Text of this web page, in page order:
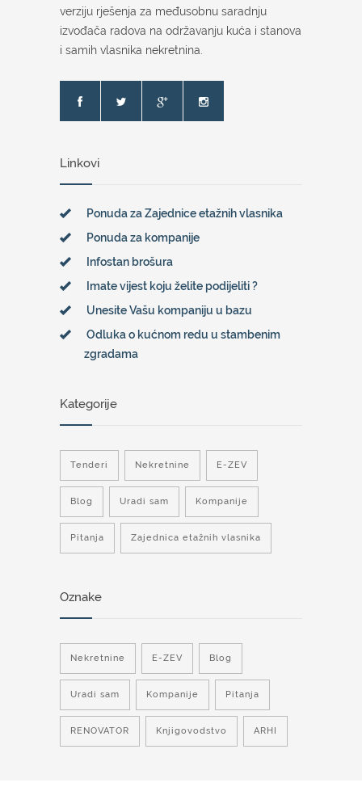
verziju rješenja za međusobnu saradnju
izvođača radova na održavanju kuća i stanova
i samih vlasnika nekretnina.
Linkovi
Ponuda za Zajednice etažnih vlasnika
Ponuda za kompanije
Infostan brošura
Imate vijest koju želite podijeliti ?
Unesite Vašu kompaniju u bazu
Odluka o kućnom redu u stambenim
zgradama
Kategorije
Tenderi Nekretnine E-ZEV
Blog Uradi sam Kompanije
Pitanja Zajednica etažnih vlasnika
Oznake
Nekretnine E-ZEV Blog
Uradi sam Kompanije Pitanja
RENOVATOR Knjigovodstvo ARHI